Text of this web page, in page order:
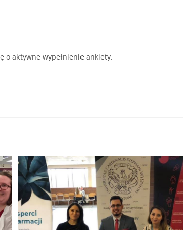
o aktywne wypełnienie ankiety.